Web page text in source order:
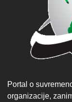
Portal o
organizacije,